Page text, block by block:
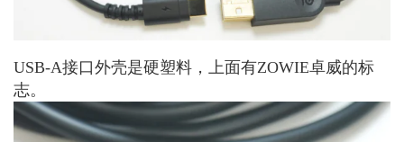
USB-A接口外壳是硬塑料，上面有ZOWIE卓威的标
志。